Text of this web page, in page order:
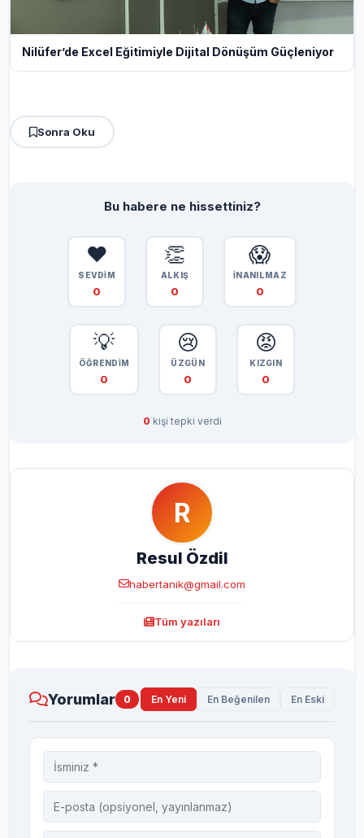
Nilüfer’de Excel Eğitimiyle Dijital Dönüşüm Güçleniyor
Sonra Oku
Bu habere ne hissettiniz?
❤️
SEVDİM
0
👏
ALKIŞ
0
😱
İNANILMAZ
0
💡
ÖĞRENDİM
0
😢
ÜZGÜN
0
😡
KIZGIN
0
0 kişi tepki verdi
R
Resul Özdil
habertanik@gmail.com
Tüm yazıları
Yorumlar 0 En Yeni En Beğenilen En Eski